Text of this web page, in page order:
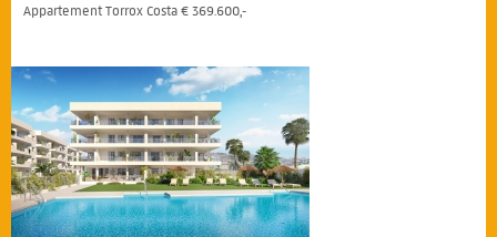
Appartement Torrox Costa € 369.600,-